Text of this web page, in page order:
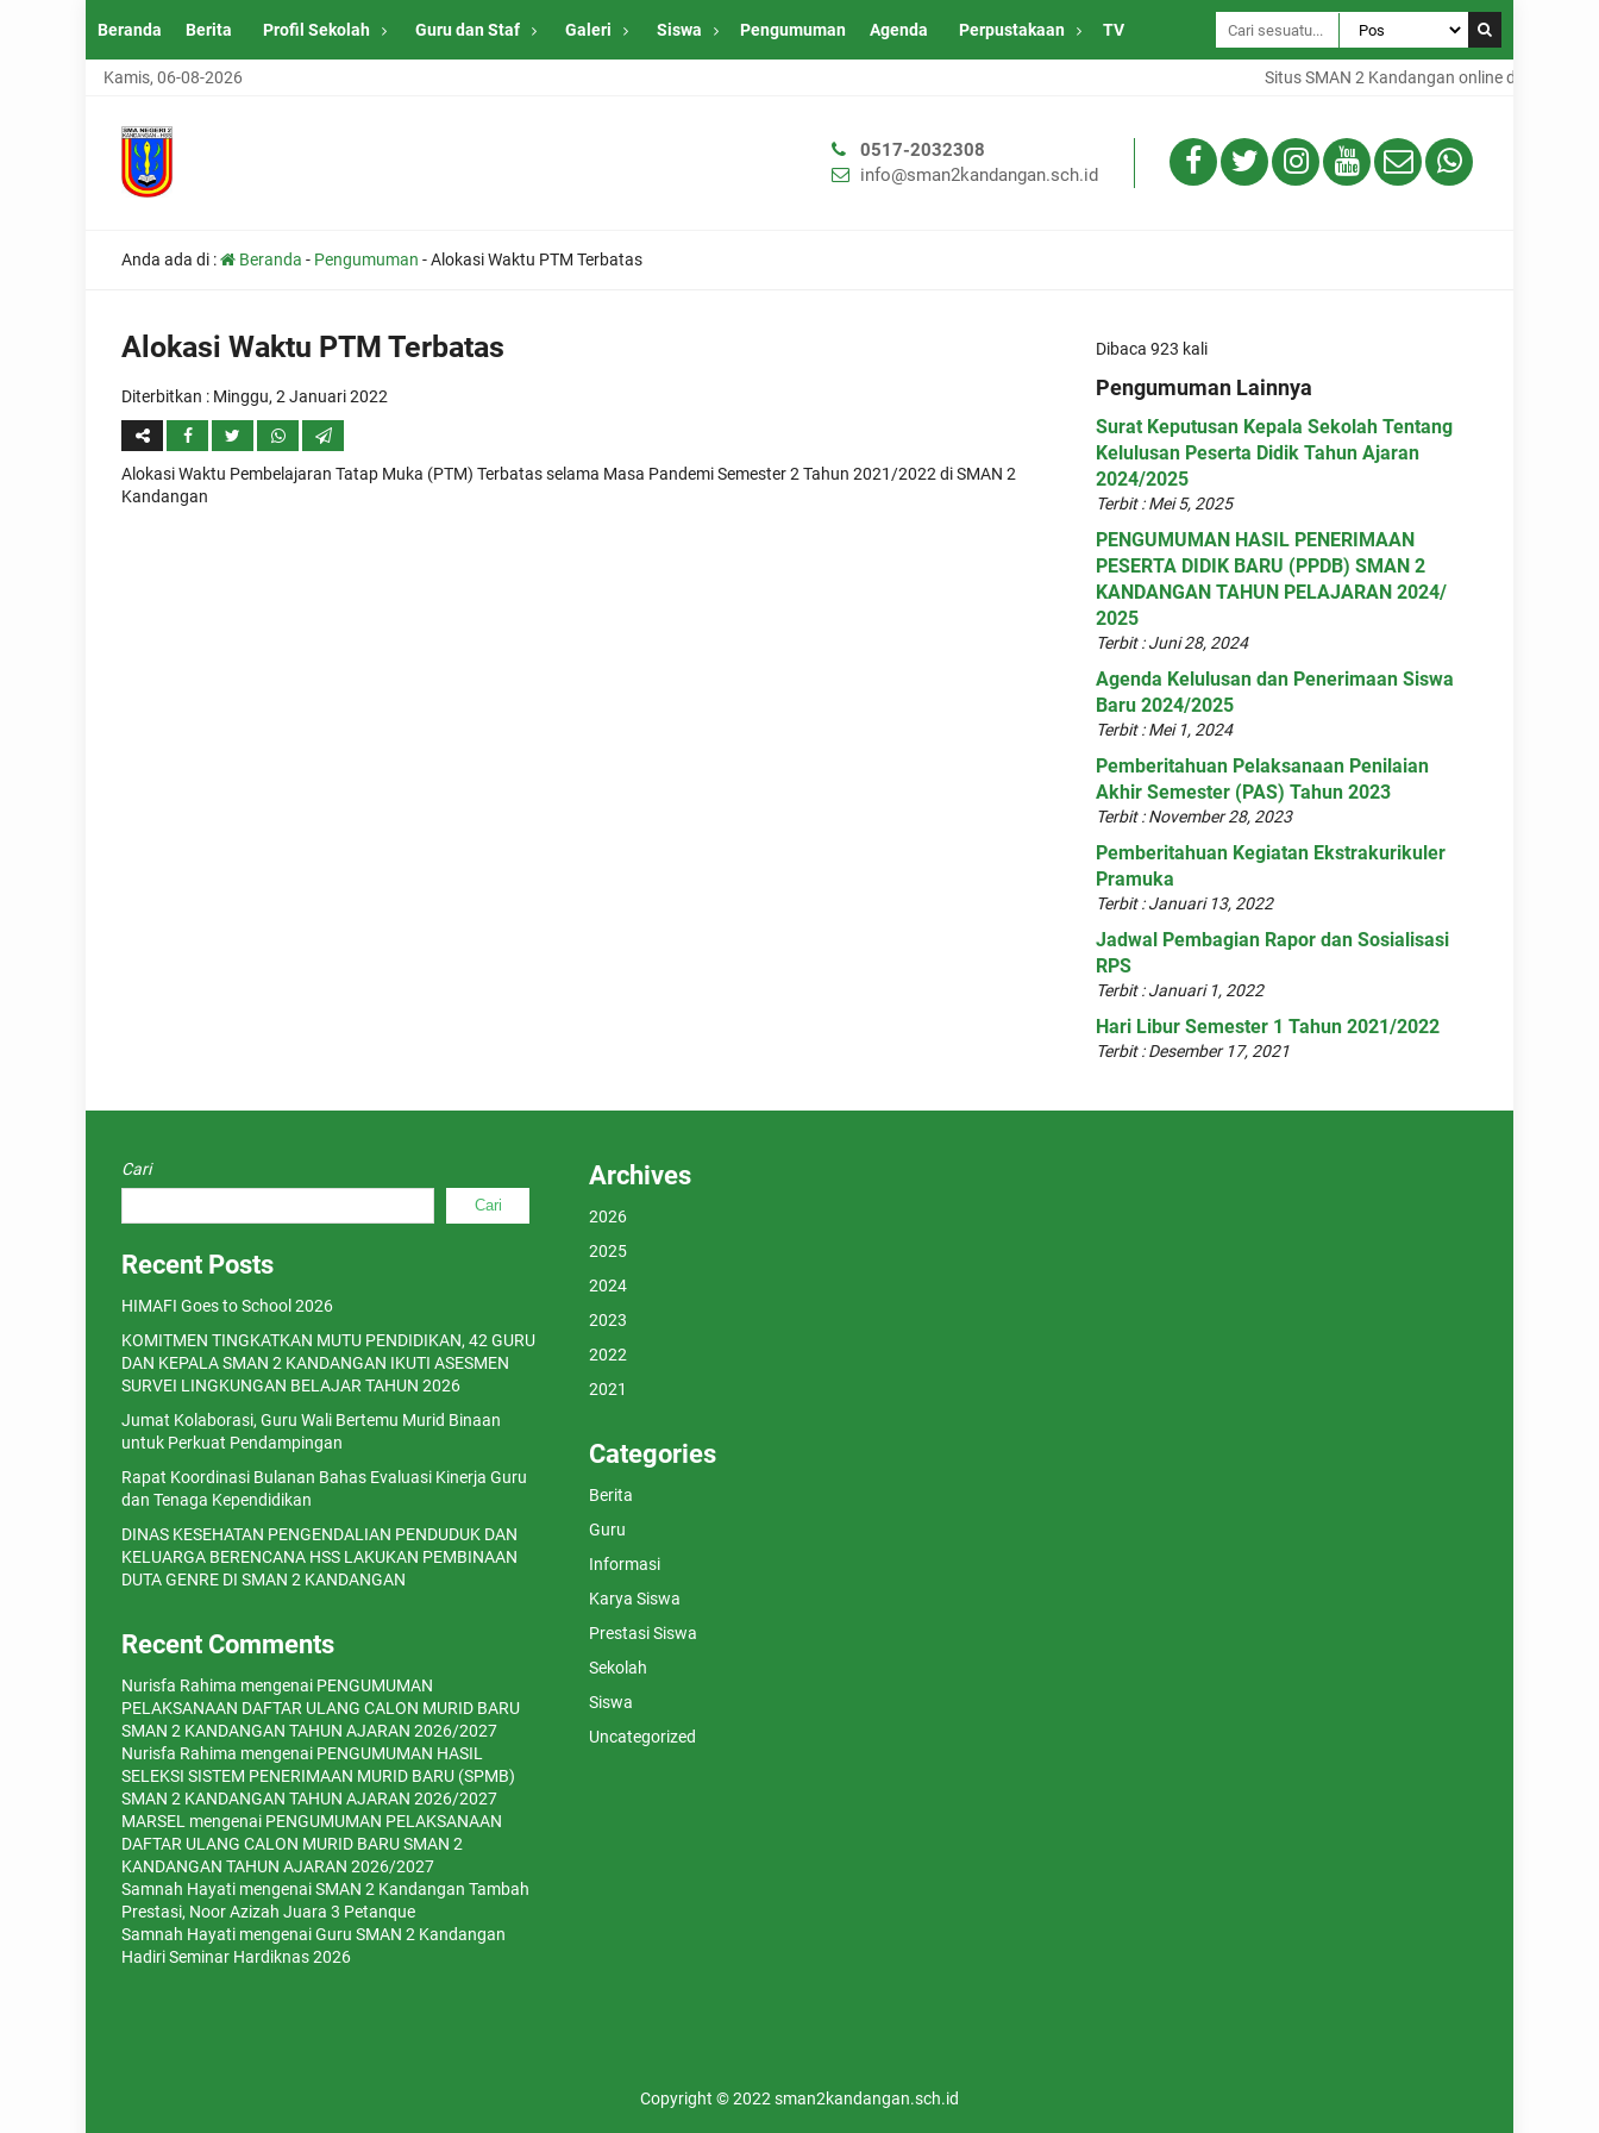
Beranda Berita Profil Sekolah Guru dan Staf Galeri Siswa Pengumuman Agenda Perpustakaan TV
Kamis, 06-08-2026 Situs SMAN 2 Kandangan online dari Desa
0517-2032308
info@sman2kandangan.sch.id
Anda ada di : Beranda - Pengumuman -Alokasi Waktu PTM Terbatas
Alokasi Waktu PTM Terbatas
Diterbitkan : Minggu, 2 Januari 2022
Alokasi Waktu Pembelajaran Tatap Muka (PTM) Terbatas selama Masa Pandemi Semester 2 Tahun 2021/2022 di SMAN 2
Kandangan
Dibaca 923 kali
Pengumuman Lainnya
Surat Keputusan Kepala Sekolah Tentang
Kelulusan Peserta Didik Tahun Ajaran
2024/2025
Terbit : Mei 5, 2025
PENGUMUMAN HASIL PENERIMAAN
PESERTA DIDIK BARU (PPDB) SMAN 2
KANDANGAN TAHUN PELAJARAN 2024/
2025
Terbit : Juni 28, 2024
Agenda Kelulusan dan Penerimaan Siswa
Baru 2024/2025
Terbit : Mei 1, 2024
Pemberitahuan Pelaksanaan Penilaian
Akhir Semester (PAS) Tahun 2023
Terbit : November 28, 2023
Pemberitahuan Kegiatan Ekstrakurikuler
Pramuka
Terbit : Januari 13, 2022
Jadwal Pembagian Rapor dan Sosialisasi
RPS
Terbit : Januari 1, 2022
Hari Libur Semester 1 Tahun 2021/2022
Terbit : Desember 17, 2021
Cari
Cari
Recent Posts
HIMAFI Goes to School 2026
KOMITMEN TINGKATKAN MUTU PENDIDIKAN, 42 GURU
DAN KEPALA SMAN 2 KANDANGAN IKUTI ASESMEN
SURVEI LINGKUNGAN BELAJAR TAHUN 2026
Jumat Kolaborasi, Guru Wali Bertemu Murid Binaan
untuk Perkuat Pendampingan
Rapat Koordinasi Bulanan Bahas Evaluasi Kinerja Guru
dan Tenaga Kependidikan
DINAS KESEHATAN PENGENDALIAN PENDUDUK DAN
KELUARGA BERENCANA HSS LAKUKAN PEMBINAAN
DUTA GENRE DI SMAN 2 KANDANGAN
Recent Comments
Nurisfa Rahima mengenai PENGUMUMAN
PELAKSANAAN DAFTAR ULANG CALON MURID BARU
SMAN 2 KANDANGAN TAHUN AJARAN 2026/2027
Nurisfa Rahima mengenai PENGUMUMAN HASIL
SELEKSI SISTEM PENERIMAAN MURID BARU (SPMB)
SMAN 2 KANDANGAN TAHUN AJARAN 2026/2027
MARSEL mengenai PENGUMUMAN PELAKSANAAN
DAFTAR ULANG CALON MURID BARU SMAN 2
KANDANGAN TAHUN AJARAN 2026/2027
Samnah Hayati mengenaiSMAN 2 Kandangan Tambah
Prestasi, Noor Azizah Juara 3 Petanque
Samnah Hayati mengenaiGuru SMAN 2 Kandangan
Hadiri Seminar Hardiknas 2026
Archives
2026
2025
2024
2023
2022
2021
Categories
Berita
Guru
Informasi
Karya Siswa
Prestasi Siswa
Sekolah
Siswa
Uncategorized
Copyright © 2022 sman2kandangan.sch.id